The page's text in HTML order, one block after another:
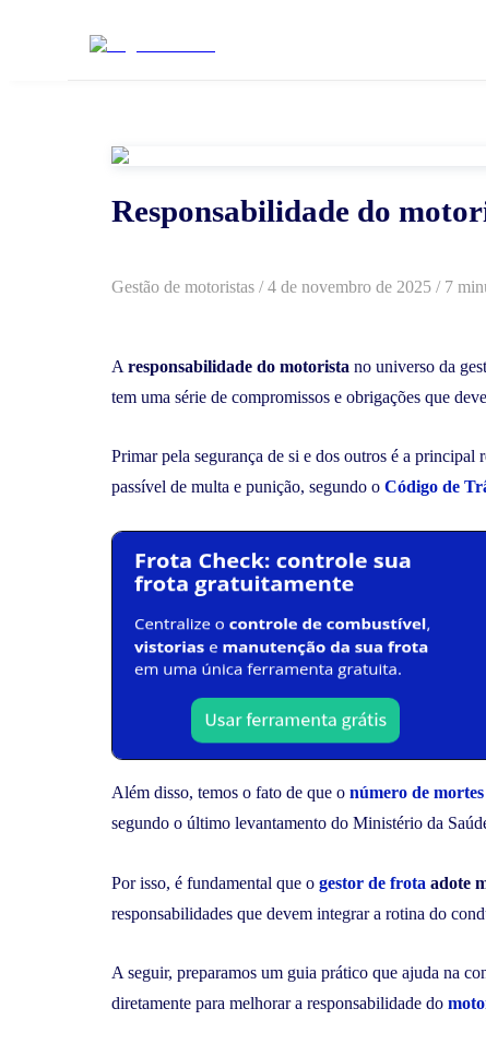
Responsabilidade do
Gestão de motoristas /4 de novembro de 2025 / 7
A responsabilidade do motorista no universo da
tem uma série de compromissos e obrigações que
Primar pela segurança de si e dos outros é a principal
passível de multa e punição, segundo o Código de
Além disso, temos o fato de que o número de
segundo o último levantamento do Ministério da
Por isso, é fundamental que o gestor de frota adote
responsabilidades que devem integrar a rotina do
A seguir, preparamos um guia prático que ajuda na
diretamente para melhorar a responsabilidade do